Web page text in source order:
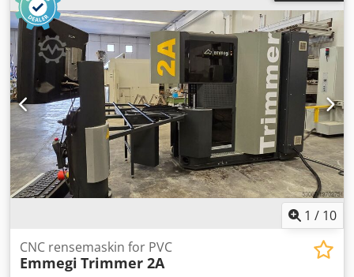
1 / 10
CNC rensemaskin for PVC
Emmegi Trimmer 2A